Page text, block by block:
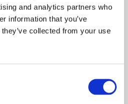
and analytics partners who
information that you’ve
collected from your use
spille alene bedes booke teetid
ét og to bolde